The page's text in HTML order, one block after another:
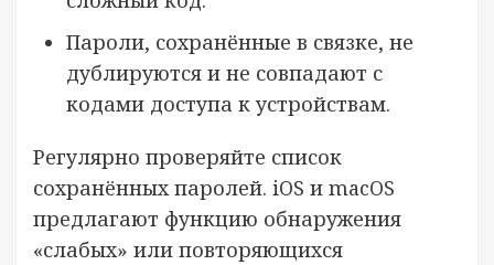
Пароли, сохранённые в связке, не
дублируются и не совпадают с
кодами доступа к устройствам.
Регулярно проверяйте список
сохранённых паролей. iOS и macOS
предлагают функцию обнаружения
«слабых» или повторяющихся